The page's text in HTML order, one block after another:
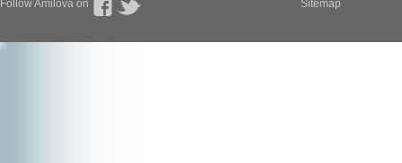
Follow Amilova on Sitemap